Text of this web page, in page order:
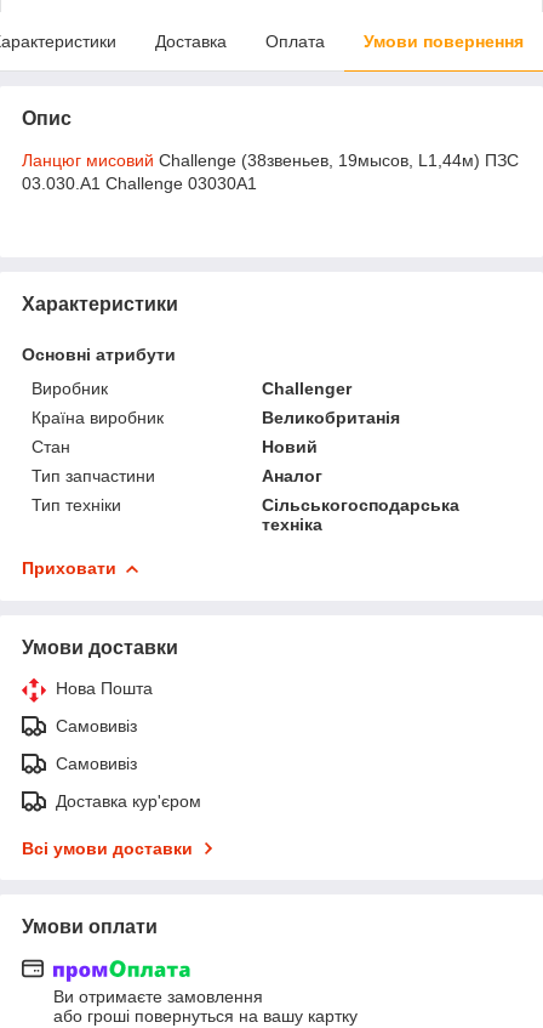
Доставка Оплата Умови повернення
Опис
Ланцюг мисовий Challenge (38звеньев, 19мысов, L1,44м) ПЗС
03.030.А1 Challenge 03030A1
Характеристики
Основні атрибути
Виробник
Challenger
Країна виробник
Великобританія
Стан
Новий
Тип запчастини
Аналог
Тип техніки
Сільськогосподарська
техніка
Приховати
Умови доставки
Нова Пошта
Самовивіз
Самовивіз
Доставка кур'єром
Всі умови доставки
Умови оплати
Ви отримаєте замовлення
або гроші повернуться на вашу картку